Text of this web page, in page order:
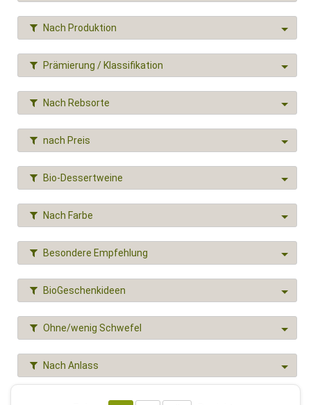
Nach Produktion
Prämierung / Klassifikation
Nach Rebsorte
nach Preis
Bio-Dessertweine
Nach Farbe
Besondere Empfehlung
BioGeschenkideen
Ohne/wenig Schwefel
Nach Anlass